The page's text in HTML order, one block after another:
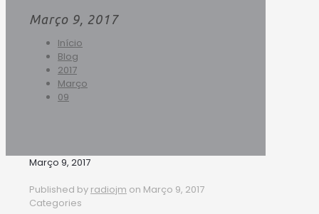
Março 9, 2017
Início
Blog
2017
Março
09
Março 9, 2017
Published by radiojm on Março 9, 2017
Categories